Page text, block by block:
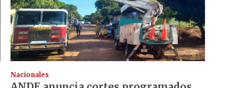
Nacionales